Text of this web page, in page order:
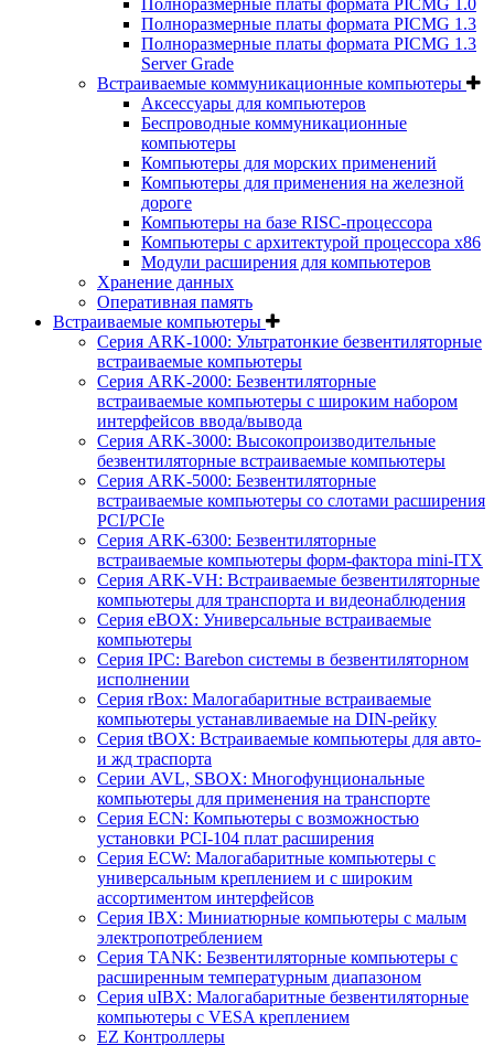
Полноразмерные платы формата PICMG 1.3
Полноразмерные платы формата PICMG 1.3
Server Grade
Встраиваемые коммуникационные компьютеры
Аксессуары для компьютеров
Беспроводные коммуникационные
компьютеры
Компьютеры для морских применений
Компьютеры для применения на железной
дороге
Компьютеры на базе RISC-процессора
Компьютеры с архитектурой процессора x86
Модули расширения для компьютеров
Хранение данных
Оперативная память
Встраиваемые компьютеры
Серия ARK-1000: Ультратонкие безвентиляторные
встраиваемые компьютеры
Серия ARK-2000: Безвентиляторные
встраиваемые компьютеры с широким набором
интерфейсов ввода/вывода
Серия ARK-3000: Высокопроизводительные
безвентиляторные встраиваемые компьютеры
Серия ARK-5000: Безвентиляторные
встраиваемые компьютеры со слотами расширения
PCI/PCIe
Серия ARK-6300: Безвентиляторные
встраиваемые компьютеры форм-фактора mini-ITX
Серия ARK-VH: Встраиваемые безвентиляторные
компьютеры для транспорта и видеонаблюдения
Серия eBOX: Универсальные встраиваемые
компьютеры
Серия IPC: Barebon системы в безвентиляторном
исполнении
Серия rBox: Малогабаритные встраиваемые
компьютеры устанавливаемые на DIN-рейку
Серия tBOX: Встраиваемые компьютеры для авто-
и жд траспорта
Серии AVL, SBOX: Многофунциональные
компьютеры для применения на транспорте
Серия ECN: Компьютеры с возможностью
установки PCI-104 плат расширения
Серия ECW: Малогабаритные компьютеры с
универсальным креплением и с широким
ассортиментом интерфейсов
Серия IBX: Миниатюрные компьютеры с малым
электропотреблением
Серия TANK: Безвентиляторные компьютеры с
расширенным температурным диапазоном
Серия uIBX: Малогабаритные безвентиляторные
компьютеры с VESA креплением
EZ Контроллеры